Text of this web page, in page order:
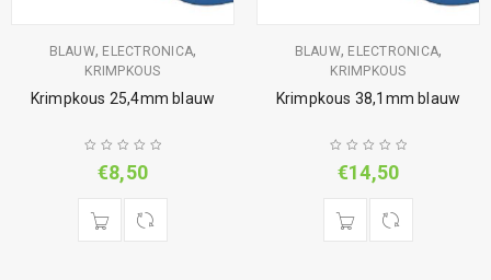
BLAUW, ELECTRONICA,
KRIMPKOUS
Krimpkous 25,4mm blauw
€8,50
BLAUW, ELECTRONICA,
KRIMPKOUS
Krimpkous 38,1mm blauw
€14,50